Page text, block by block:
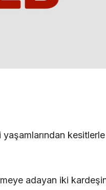
kesitlerle
adayan iki